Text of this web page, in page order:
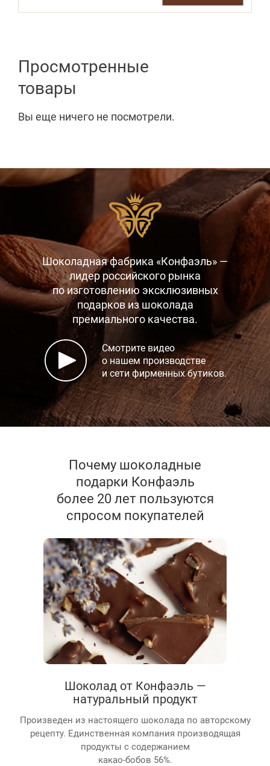
Просмотренные
товары
Вы еще ничего не посмотрели.
Шоколадная фабрика «Конфаэль» —
лидер российского рынка
по изготовлению эксклюзивных
подарков из шоколада
премиального качества.
Смотрите видео
о нашем производстве
и сети фирменных бутиков.
Почему шоколадные
подарки Конфаэль
более 20 лет пользуются
спросом покупателей
Шоколад от Конфаэль —
натуральный продукт
Произведен из настоящего шоколада по авторскому
рецепту. Единственная компания производящая
продукты с содержанием
какао-бобов 56%.